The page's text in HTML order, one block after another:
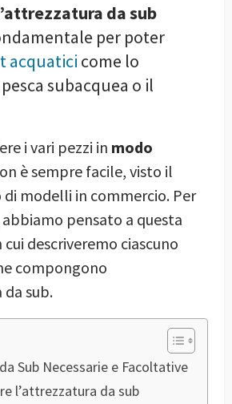
da sub
per poter
acquatici come lo
subacquea o il
i vari pezzi in modo
è sempre facile, visto il
modelli in commercio. Per
pensato a questa
cui descriveremo ciascuno
compongono
da sub.
Sub Necessarie e Facoltative
l’attrezzatura da sub